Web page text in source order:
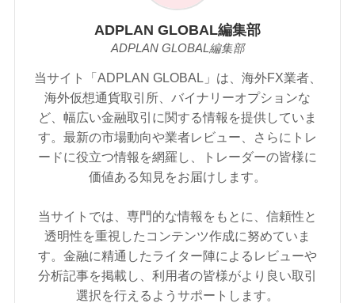
ADPLAN GLOBAL編集部
ADPLAN GLOBAL編集部
当サイト「ADPLAN GLOBAL」は、海外FX業者、
海外仮想通貨取引所、バイナリーオプションな
ど、幅広い金融取引に関する情報を提供していま
す。最新の市場動向や業者レビュー、さらにトレ
ードに役立つ情報を網羅し、トレーダーの皆様に
価値ある知見をお届けします。
当サイトでは、専門的な情報をもとに、信頼性と
透明性を重視したコンテンツ作成に努めていま
す。金融に精通したライター陣によるレビューや
分析記事を掲載し、利用者の皆様がより良い取引
選択を行えるようサポートします。